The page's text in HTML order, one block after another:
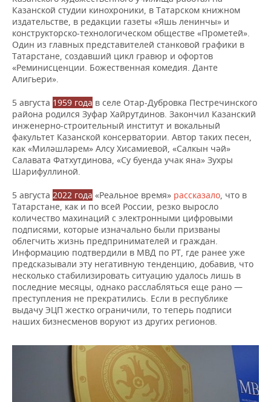
Казанской студии кинохроники, в Татарском книжном
издательстве, в редакции газеты «Яшь ленинчы» и
конструкторско-технологическом обществе «Прометей».
Один из главных представителей станковой графики в
Татарстане, создавший цикл гравюр и офортов
«Реминисценции. Божественная комедия. Данте
Алигьери».
5 августа 1959 года в селе Отар-Дубровка Пестречинского
района родился Зуфар Хайрутдинов. Закончил Казанский
инженерно-строительный институт и вокальный
факультет Казанской консерватории. Автор таких песен,
как «Миләшләрем» Алсу Хисамиевой, «Салкын чәй»
Салавата Фатхутдинова, «Су буенда учак яна» Зухры
Шарифуллиной.
5 августа 2022 года «Реальное время» рассказало, что в
Татарстане, как и по всей России, резко выросло
количество махинаций с электронными цифровыми
подписями, которые изначально были призваны
облегчить жизнь предпринимателей и граждан.
Информацию подтвердили в МВД по РТ, где ранее уже
предсказывали эту негативную тенденцию, добавив, что
несколько стабилизировать ситуацию удалось лишь в
последние месяцы, однако расслабляться еще рано —
преступления не прекратились. Если в республике
выдачу ЭЦП жестко ограничили, то теперь подписи
наших бизнесменов воруют из других регионов.